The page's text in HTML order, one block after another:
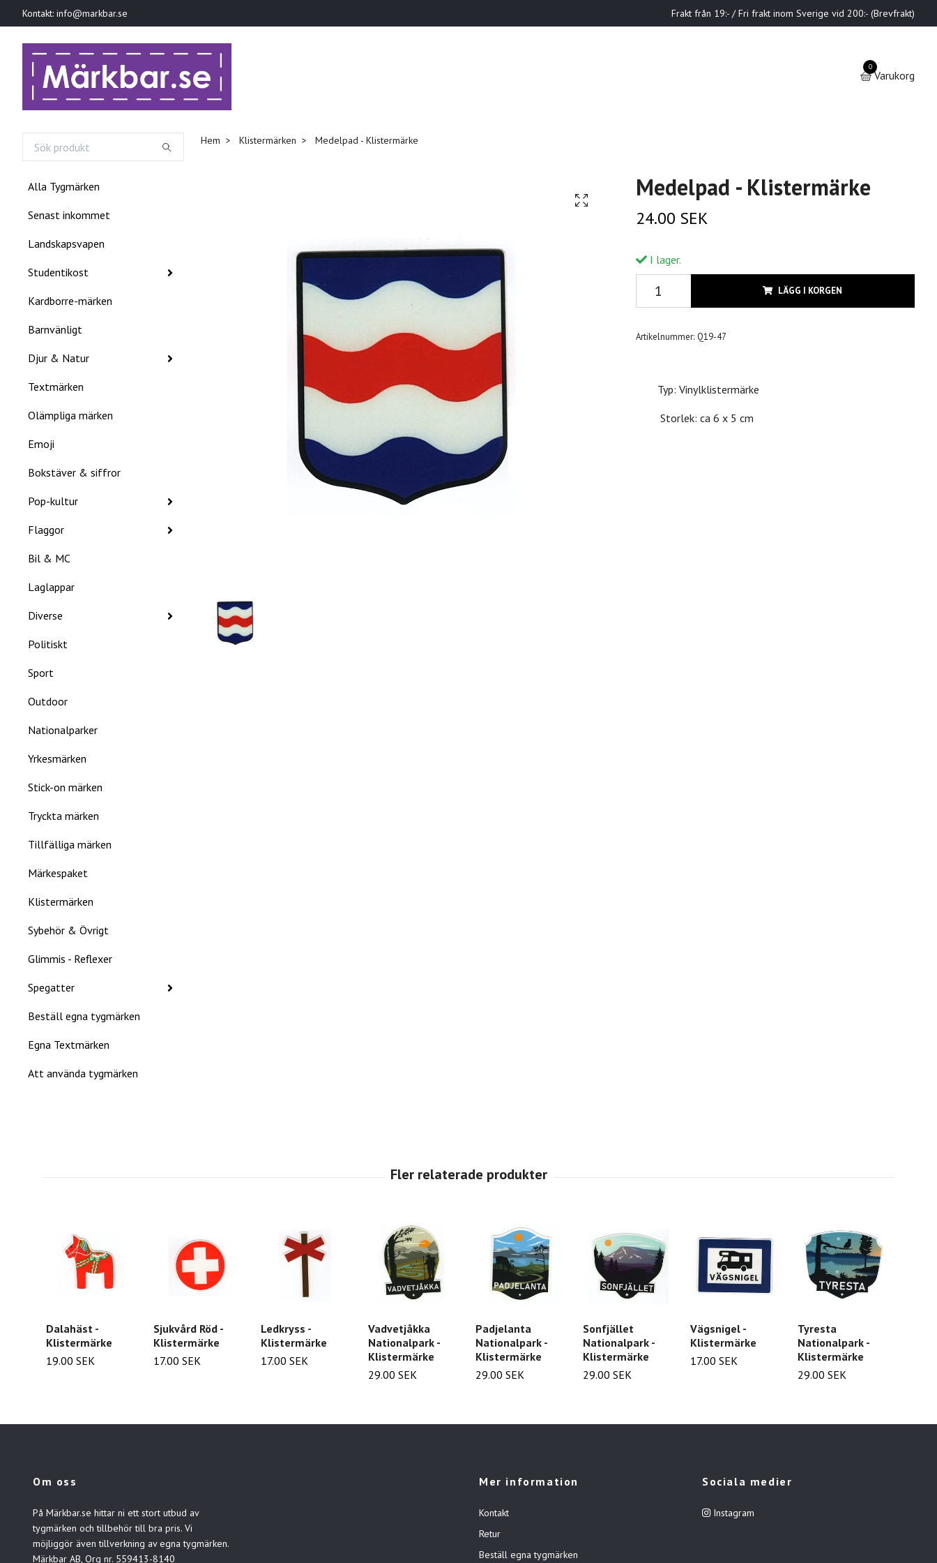
Kontakt: info@markbar.se Frakt från 19:- / Fri frakt inom Sverige vid 200:- (Brevfrakt)
0
Varukorg
Alla Tygmärken
Senast inkommet
Landskapsvapen
Studentikost
Kardborre-märken
Barnvänligt
Djur & Natur
Textmärken
Olämpliga märken
Emoji
Bokstäver & siffror
Pop-kultur
Flaggor
Bil & MC
Laglappar
Diverse
Politiskt
Sport
Outdoor
Nationalparker
Yrkesmärken
Stick-on märken
Tryckta märken
Tillfälliga märken
Märkespaket
Klistermärken
Sybehör & Övrigt
Glimmis - Reflexer
Spegatter
Beställ egna tygmärken
Egna Textmärken
Att använda tygmärken
Hem Klistermärken Medelpad - Klistermärke
Medelpad - Klistermärke
24.00 SEK
I lager.
LÄGG I KORGEN
Artikelnummer: Q19-47
Typ: Vinylklistermärke
Storlek: ca 6 x 5 cm
Dalahäst -
Klistermärke
19.00 SEK
Sjukvård Röd -
Klistermärke
17.00 SEK
Ledkryss -
Klistermärke
17.00 SEK
Vadvetjåkka
Nationalpark -
Klistermärke
29.00 SEK
Padjelanta
Nationalpark -
Klistermärke
29.00 SEK
Sonfjället
Nationalpark -
Klistermärke
29.00 SEK
Vägsnigel -
Klistermärke
17.00 SEK
Tyresta
Nationalpark -
Klistermärke
29.00 SEK
Om oss
På Märkbar.se hittar ni ett stort utbud av
tygmärken och tillbehör till bra pris. Vi
möjliggör även tillverkning av egna tygmärken.
Märkbar AB, Org nr. 559413-8140
Mer information
Kontakt
Retur
Beställ egna tygmärken
Sociala medier
Instagram